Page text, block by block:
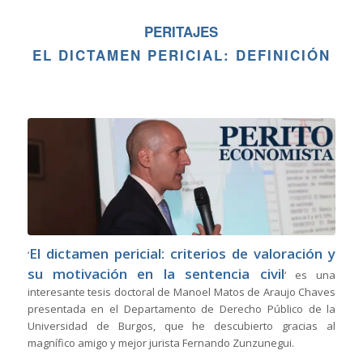
PERITAJES
EL DICTAMEN PERICIAL: DEFINICIÓN
‘El dictamen pericial: criterios de valoración y
su motivación en la sentencia civil‘ es una
interesante tesis doctoral de Manoel Matos de Araujo Chaves
presentada en el Departamento de Derecho Público de la
Universidad de Burgos, que he descubierto gracias al
magnífico amigo y mejor jurista Fernando Zunzunegui.